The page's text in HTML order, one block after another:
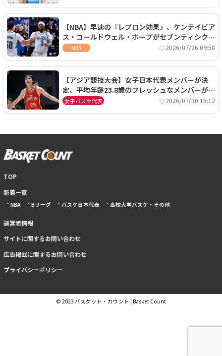
【NBA】早速の『レブロン効果』、ケンテイビア
ス・コールドウェル・ポープがセブンティシクサ
ーズに1年契約で加入
NBA 2026/07/26 09:58
【アジア競技大会】女子日本代表メンバーが決
定、平均年齢23.8歳のフレッシュなメンバーが日
本開催の大舞台で頂点を狙う
女子バスケ代表 2026/07/30 16:12
TOP
新着一覧
NBA Bリーグ バスケ日本代表 高校大学バスケ・その他
運営者情報
サイトに関するお問い合わせ
広告掲載に関するお問い合わせ
プライバシーポリシー
© 2023 バスケット・カウント | Basket Count